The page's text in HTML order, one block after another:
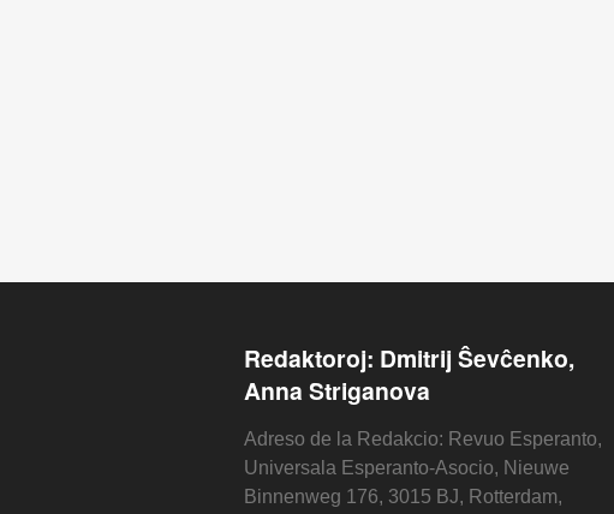
Redaktoroj: Dmitrij Ŝevĉenko,
Anna Striganova
Adreso de la Redakcio: Revuo Esperanto,
Universala Esperanto-Asocio, Nieuwe
Binnenweg 176, 3015 BJ, Rotterdam,